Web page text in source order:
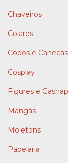
Chaveiros
Colares
Copos e Canecas
Cosplay
Figures e
Mangás
Moletons
Papelaria